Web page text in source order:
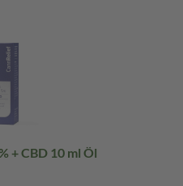
+ CBD 10 ml Öl